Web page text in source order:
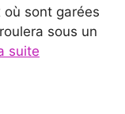
où sont garées
sous un
suite